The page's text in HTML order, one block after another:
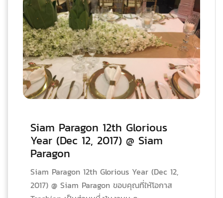
Siam Paragon 12th Glorious
Year (Dec 12, 2017) @ Siam
Paragon
Siam Paragon 12th Glorious Year (Dec 12,
2017) @ Siam Paragon ขอบคุณที่ให้โอกาส